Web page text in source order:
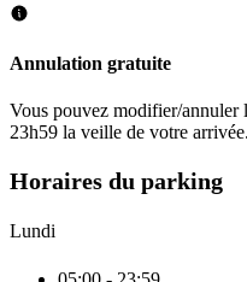
Annulation gratuite
Vous pouvez modifier/annuler
23h59 la veille de votre arrivée.
Horaires du parking
Lundi